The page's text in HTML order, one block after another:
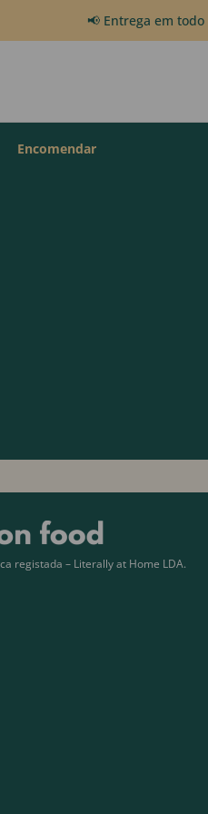
📢 Entrega em todo
Encomendar
registada – Literally at Home LDA.